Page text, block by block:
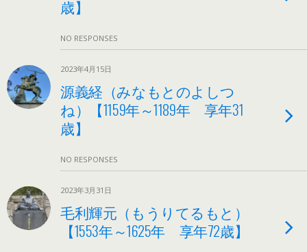
歳】
NO RESPONSES
2023年4月15日
源義経（みなもとのよしつ
ね）【1159年～1189年 享年31
歳】
NO RESPONSES
2023年3月31日
毛利輝元（もうりてるもと）
【1553年～1625年 享年72歳】